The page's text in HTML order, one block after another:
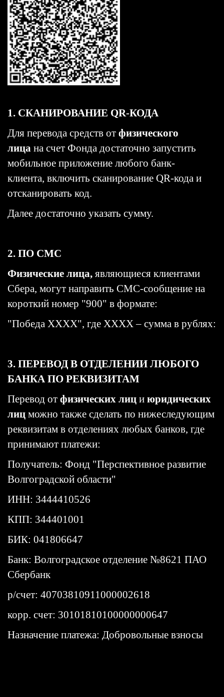
1. СКАНИРОВАНИЕ QR-КОДА
Для перевода средств от физического
лица на счет Фонда достаточно запустить
мобильное приложение любого банк-
клиента, включить сканирование QR-кода и
отсканировать код.
Далее достаточно указать сумму.
2. ПО СМС
Физические лица, являющиеся клиентами
Сбера, могут направить СМС-сообщение на
короткий номер "900" в формате:
"Победа ХХХХ", где ХХХХ – сумма в рублях:
3. ПЕРЕВОД В ОТДЕЛЕНИИ ЛЮБОГО
БАНКА ПО РЕКВИЗИТАМ
Перевод от физических лиц и юридических
лиц можно также сделать по нижеследующим
реквизитам в отделениях любых банков, где
принимают платежи:
Получатель: Фонд "Перспективное развитие
Волгоградской области"
ИНН: 3444410526
КПП: 344401001
БИК: 041806647
Банк: Волгоградское отделение №8621 ПАО
Сбербанк
р/счет: 40703810911000002618
корр. счет: 30101810100000000647
Назначение платежа: Добровольные взносы